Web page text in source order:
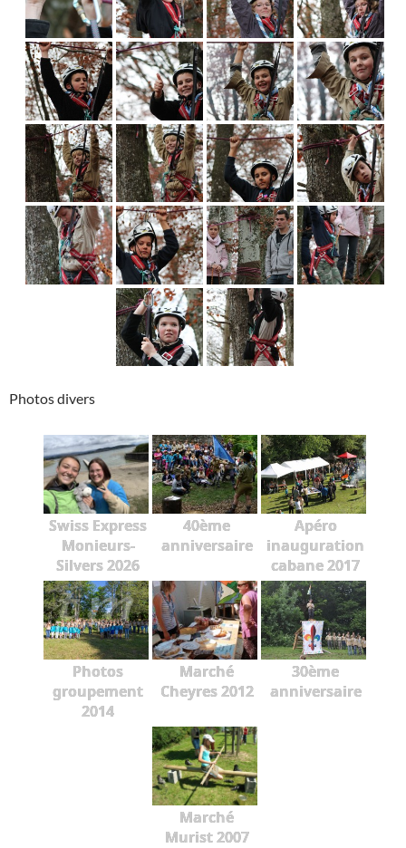
Photos divers
Swiss Express
Monieurs-
Silvers 2026
40ème
anniversaire
Apéro
inauguration
cabane 2017
Photos
groupement
2014
Marché
Cheyres 2012
30ème
anniversaire
Marché
Murist 2007